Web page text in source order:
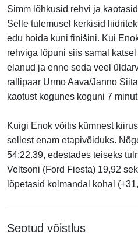
Simm lõhkusid rehvi ja
Selle tulemusel kerkisid
edu hoida kuni finišini. Kui
rehviga lõpuni siis samal
elanud ja enne seda veel
rallipaar Urmo Aava/Janno
kaotust kogunes koguni 7
Kuigi Enok võitis kümnest
sellest enam etapivõiduks.
54:22.39, edestades teiseks
Veltsoni (Ford Fiesta) 19,92
lõpetasid kolmandal kohal
Seotud võistlus